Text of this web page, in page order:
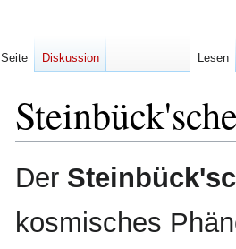
Zur
Navigation
Zur
Suche
Der
kosmisches
Seite Diskussion Lesen